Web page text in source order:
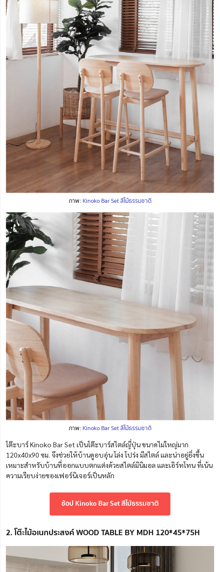
ภาพ: Kinoko Bar Set สีไม้ธรรมชาติ
ภาพ: Kinoko Bar Set สีไม้ธรรมชาติ
โต๊ะบาร์ Kinoko Bar Set เป็นโต๊ะบาร์สไตล์ญี่ปุ่น ขนาดไม่ใหญ่มาก
120x40x90 ซม. จึงช่วยให้บ้านดูอบอุ่น โล่ง โปร่ง มีสไตล์ และน่าอยู่ยิ่งขึ้น
เหมาะสำหรับบ้านที่ออกแบบตกแต่งด้วยสไตล์มินิมอล และเอิร์ทโทน ที่เน้น
ความเรียบง่ายของเฟอร์นิเจอร์เป็นหลัก
ช้อป Kinoko Bar Set สีไม้ธรรมชาติ
2. โต๊ะไม้อเนกประสงค์ WOOD TABLE BY MDH 120*45*75H